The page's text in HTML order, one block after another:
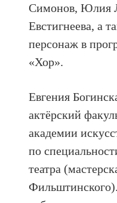
Симонов, Юлия
Евстигнеева, а
персонаж в
«Хор».
Евгения
актёрский
академии
по
театра